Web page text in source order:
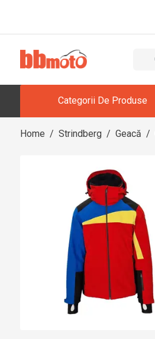
Categorii De Produse
Home / Strindberg / Geacă /